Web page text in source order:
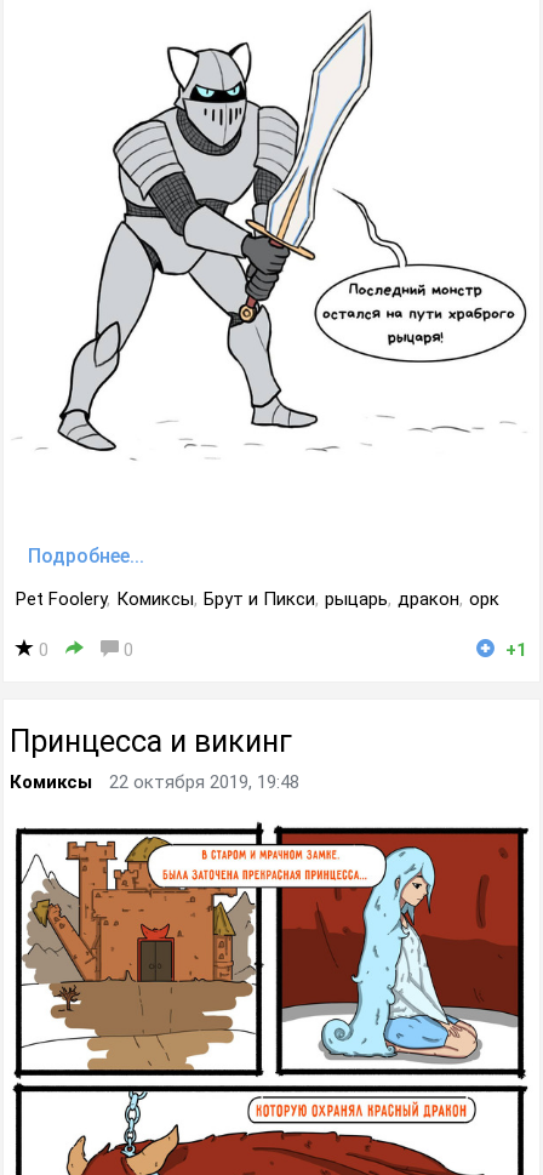
Подробнее...
Pet Foolery, Комиксы, Брут и Пикси, рыцарь, дракон, орк
0 0 +1
Принцесса и викинг
Комиксы 22 октября 2019, 19:48